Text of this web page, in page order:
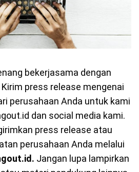
bekerjasama dengan
press release mengenai
perusahaan Anda untuk kami
dan social media kami.
press release atau
perusahaan Anda melalui
. Jangan lupa lampirkan